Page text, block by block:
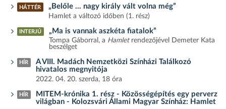
HÁTTÉR „Belőle … nagy király vált volna még”
Hamlet a változó időben (1. rész)
INTERJÚ „Ma is vannak aszkéta fiatalok”
Tompa Gáborral, a Hamletrendezőjével Demeter Kata
beszélget
HÍR
A VIII. Madách Nemzetközi Színházi Találkozó
hivatalos megnyitója
2022. 04. 20. szerda, 18 óra
HÍR
MITEM-krónika 1. rész - Közösségépítés egy perverz
világban - Kolozsvári Állami Magyar Színház: Hamlet